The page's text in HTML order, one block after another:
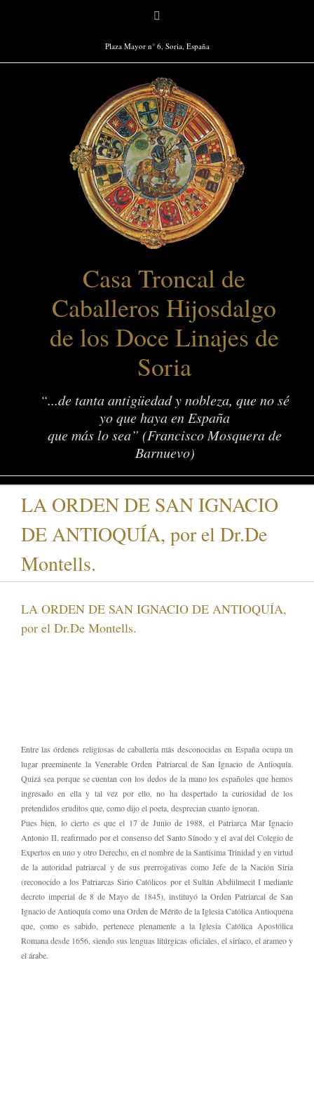
Plaza Mayor n° 6, Soria, España
Casa Troncal de
Caballeros Hijosdalgo
de los Doce Linajes de
Soria
“...de tanta antigüedad y nobleza, que no sé
yo que haya en España
que más lo sea” (Francisco Mosquera de
Barnuevo)
LA ORDEN DE SAN IGNACIO
DE ANTIOQUÍA, por el Dr.De
Montells.
LA ORDEN DE SAN IGNACIO DE ANTIOQUÍA,
por el Dr.De Montells.
Entre las órdenes religiosas de caballería más desconocidas en España ocupa un
lugar preeminente la Venerable Orden Patriarcal de San Ignacio de Antioquía.
Quizá sea porque se cuentan con los dedos de la mano los españoles que hemos
ingresado en ella y tal vez por ello, no ha despertado la curiosidad de los
pretendidos eruditos que, como dijo el poeta, desprecian cuanto ignoran.
Pues bien, lo cierto es que el 17 de Junio de 1988, el Patriarca Mar Ignacio
Antonio II, reafirmado por el consenso del Santo Sínodo y el aval del Colegio de
Expertos en uno y otro Derecho, en el nombre de la Santísima Trinidad y en virtud
de la autoridad patriarcal y de sus prerrogativas como Jefe de la Nación Siria
(reconocido a los Patriarcas Sirio Católicos por el Sultán Abdülmecit I mediante
decreto imperial de 8 de Mayo de 1845), instituyó la Orden Patriarcal de San
Ignacio de Antioquía como una Orden de Mérito de la Iglesia Católica Antioquena
que, como es sabido, pertenece plenamente a la Iglesia Católica Apostólica
Romana desde 1656, siendo sus lenguas litúrgicas oficiales, el siríaco, el arameo y
el árabe.